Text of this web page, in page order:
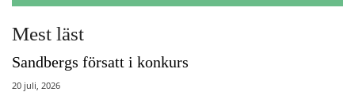
Mest läst
Sandbergs försatt i konkurs
20 juli, 2026